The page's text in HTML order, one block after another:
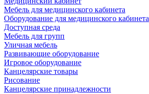
Мебель для медицинского кабинета
Оборудование для медицинского кабинета
Доступная среда
Мебель для групп
Уличная мебель
Развивающие оборудование
Игровое оборудование
Канцелярские товары
Рисование
Канцелярские принадлежности